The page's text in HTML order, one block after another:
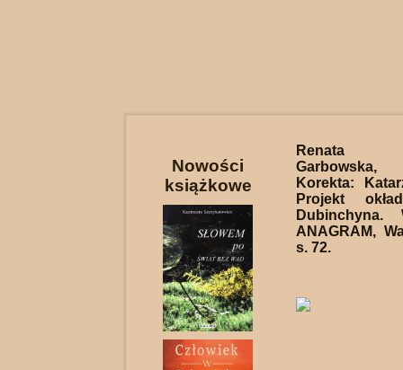
Nowości
książkowe
Renata
Korekta:
Projekt
Dubinchyna.
ANAGRAM,
s. 72.